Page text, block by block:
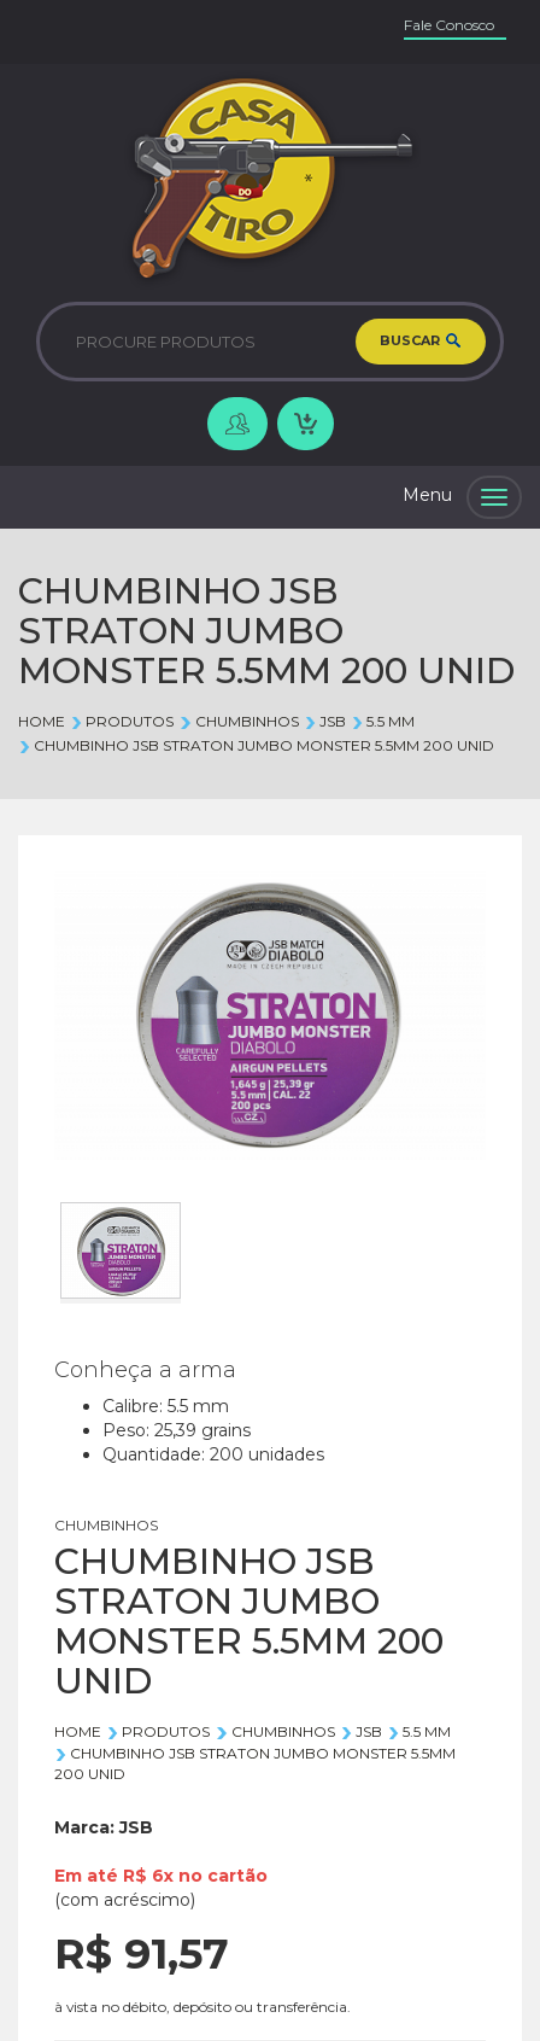
Fale Conosco
BUSCAR
CHUMBINHO JSB
STRATON JUMBO
MONSTER 5.5MM 200 UNID
HOME PRODUTOS CHUMBINHOS JSB
5.5 MM
CHUMBINHO JSB STRATON JUMBO MONSTER 5.5MM 200 UNID
Conheça a arma
Calibre: 5.5 mm
Peso: 25,39 grains
Quantidade: 200 unidades
CHUMBINHOS
CHUMBINHO JSB
STRATON JUMBO
MONSTER 5.5MM 200
UNID
HOME PRODUTOS CHUMBINHOS JSB
5.5 MM
CHUMBINHO JSB STRATON JUMBO MONSTER 5.5MM
200 UNID
Marca:JSB
Em até R$ 6x no cartão
(com acréscimo)
R$ 91,57
à vista no débito, depósito ou transferência.